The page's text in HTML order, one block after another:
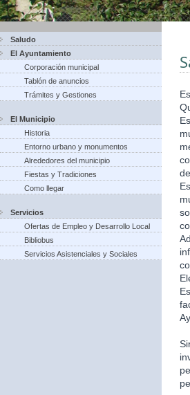
Saludo
El Ayuntamiento
Corporación municipal
Tablón de anuncios
Trámites y Gestiones
El Municipio
Historia
Entorno urbano y monumentos
Alrededores del municipio
Fiestas y Tradiciones
Como llegar
Servicios
Ofertas de Empleo y Desarrollo Local
Bibliobus
Servicios Asistenciales y Sociales